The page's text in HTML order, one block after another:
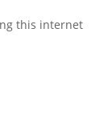
this internet